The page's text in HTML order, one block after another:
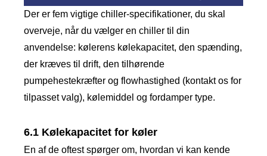
Der er fem vigtige chiller-specifikationer, du skal
overveje, når du vælger en chiller til din
anvendelse: kølerens kølekapacitet, den spænding,
der kræves til drift, den tilhørende
pumpehestekræfter og flowhastighed (kontakt os for
tilpasset valg), kølemiddel og fordamper type.
6.1 Kølekapacitet for køler
En af de oftest spørger om, hvordan vi kan kende